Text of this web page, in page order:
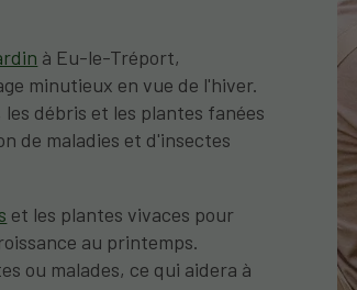
à Eu-le-Tréport,
minutieux en vue de l'hiver.
débris et les plantes fanées
de maladies et d'insectes
et les plantes vivaces pour
au printemps.
ou malades, ce qui aidera à